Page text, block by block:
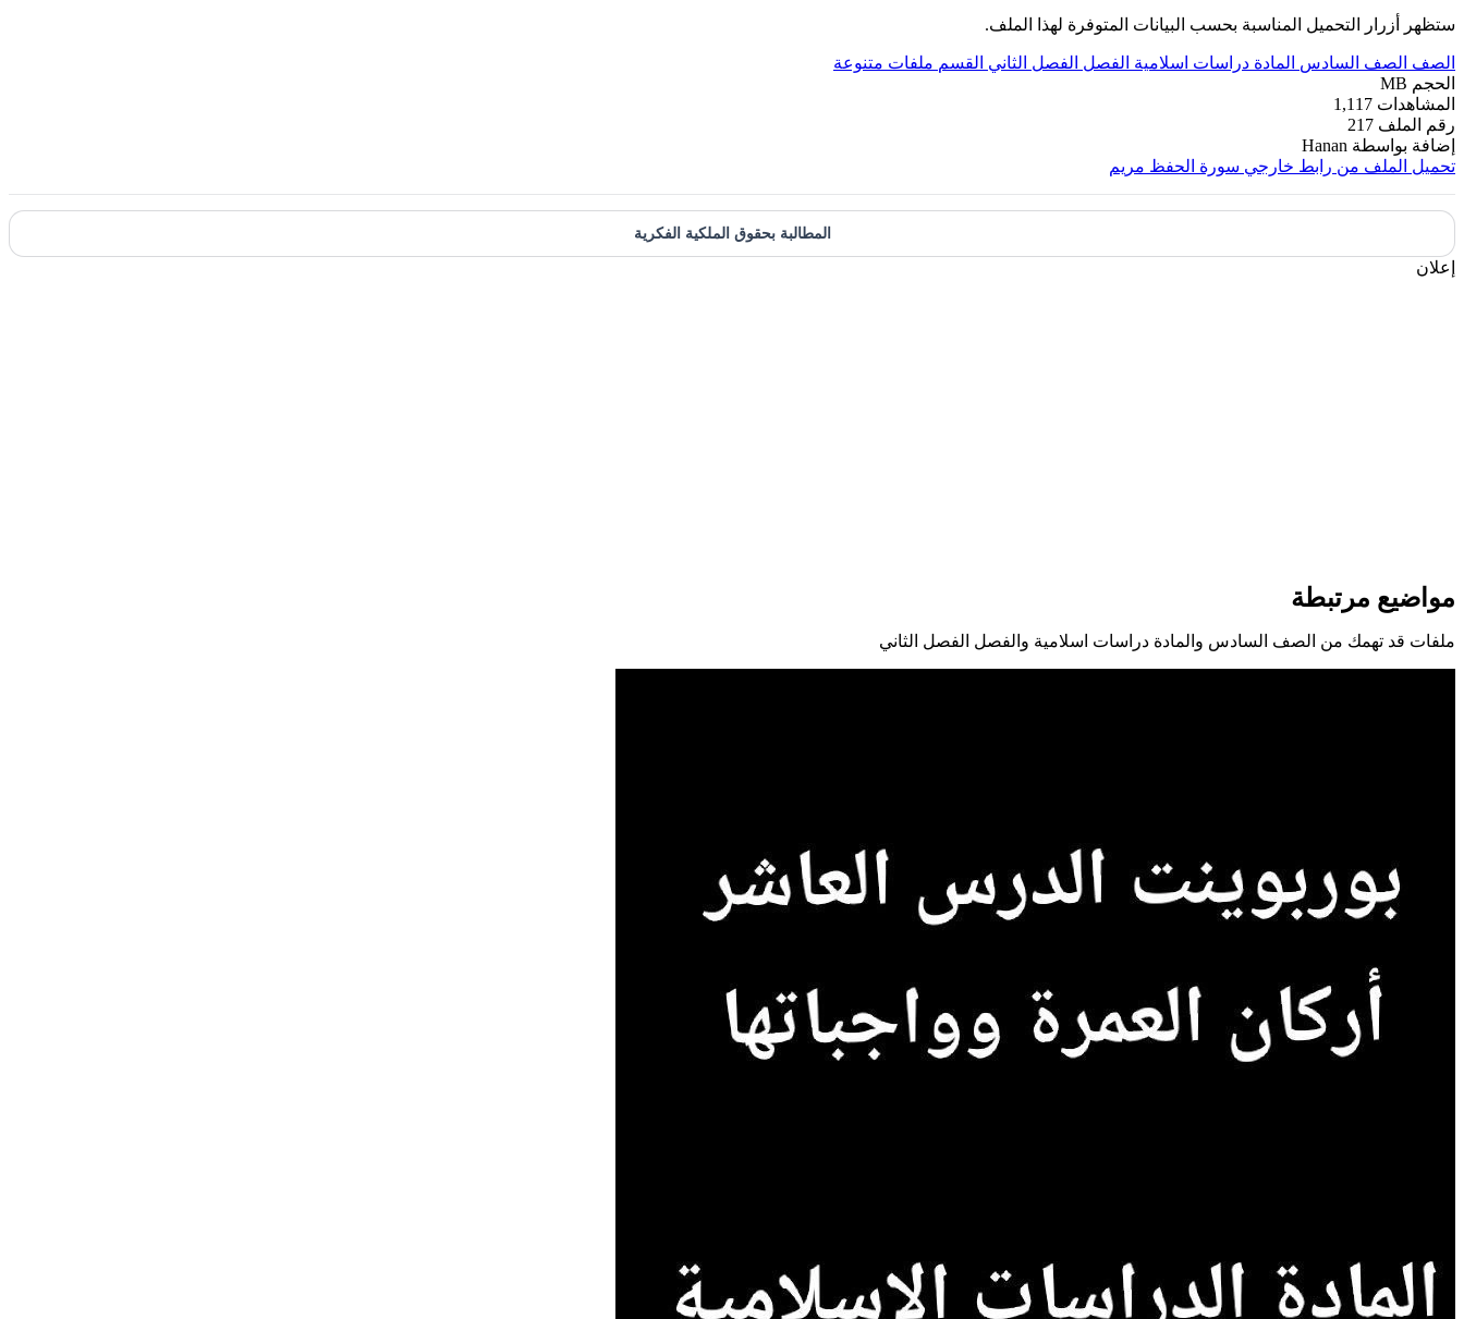
ستظهر أزرار التحميل المناسبة بحسب البيانات المتوفرة لهذا الملف.
الصف الصف السادس المادة دراسات اسلامية الفصل الفصل الثاني القسم ملفات متنوعة
الحجم MB
المشاهدات 1,117
رقم الملف 217
إضافة بواسطة Hanan
تحميل الملف من رابط خارجي سورة الحفظ مريم
المطالبة بحقوق الملكية الفكرية
إعلان
مواضيع مرتبطة
ملفات قد تهمك من الصف السادس والمادة دراسات اسلامية والفصل الفصل الثاني